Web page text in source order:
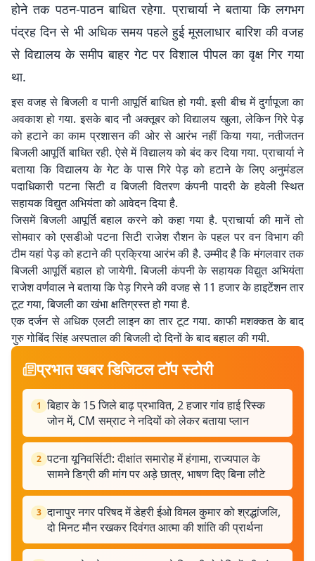
होने तक पठन-पाठन बाधित रहेगा. प्राचार्या ने बताया कि लगभग
पंद्रह दिन से भी अधिक समय पहले हुई मूसलाधार बारिश की वजह
से विद्यालय के समीप बाहर गेट पर विशाल पीपल का वृक्ष गिर गया
था.
इस वजह से बिजली व पानी आपूर्ति बाधित हो गयी. इसी बीच में दुर्गापूजा का
अवकाश हो गया. इसके बाद नौ अक्तूबर को विद्यालय खुला, लेकिन गिरे पेड़
को हटाने का काम प्रशासन की ओर से आरंभ नहीं किया गया, नतीजतन
बिजली आपूर्ति बाधित रही. ऐसे में विद्यालय को बंद कर दिया गया. प्राचार्या ने
बताया कि विद्यालय के गेट के पास गिरे पेड़ को हटाने के लिए अनुमंडल
पदाधिकारी पटना सिटी व बिजली वितरण कंपनी पादरी के हवेली स्थित
सहायक विद्युत अभियंता को आवेदन दिया है.
जिसमें बिजली आपूर्ति बहाल करने को कहा गया है. प्राचार्या की मानें तो
सोमवार को एसडीओ पटना सिटी राजेश रौशन के पहल पर वन विभाग की
टीम यहां पेड़ को हटाने की प्रक्रिया आरंभ की है. उम्मीद है कि मंगलवार तक
बिजली आपूर्ति बहाल हो जायेगी. बिजली कंपनी के सहायक विद्युत अभियंता
राजेश वर्णवाल ने बताया कि पेड़ गिरने की वजह से 11 हजार के हाइटेंशन तार
टूट गया, बिजली का खंभा क्षतिग्रस्त हो गया है.
एक दर्जन से अधिक एलटी लाइन का तार टूट गया. काफी मशक्कत के बाद
गुरु गोबिंद सिंह अस्पताल की बिजली दो दिनों के बाद बहाल की गयी.
प्रभात खबर डिजिटल टॉप स्टोरी
1 बिहार के 15 जिले बाढ़ प्रभावित, 2 हजार गांव हाई रिस्क
जोन में, CM सम्राट ने नदियों को लेकर बताया प्लान
2 पटना यूनिवर्सिटी: दीक्षांत समारोह में हंगामा, राज्यपाल के
सामने डिग्री की मांग पर अड़े छात्र, भाषण दिए बिना लौटे
3 दानापुर नगर परिषद में डेहरी ईओ विमल कुमार को श्रद्धांजलि,
दो मिनट मौन रखकर दिवंगत आत्मा की शांति की प्रार्थना